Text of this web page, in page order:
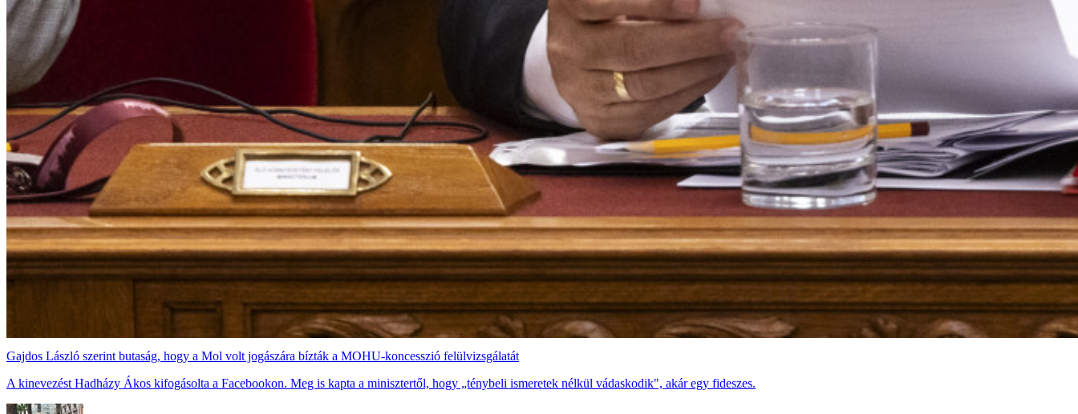
Gajdos László szerint butaság, hogy a Mol volt jogászára bízták a MOHU-koncesszió felülvizsgálatát
A kinevezést Hadházy Ákos kifogásolta a Facebookon. Meg is kapta a minisztertől, hogy „ténybeli ismeretek nélkül vádaskodik", akár egy fideszes.